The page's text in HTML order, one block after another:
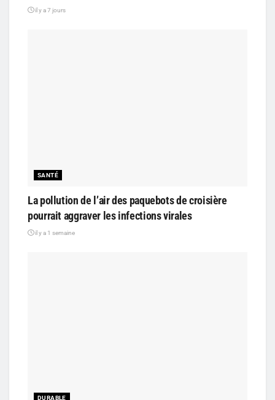
il y a 7 jours
SANTÉ
La pollution de l’air des paquebots de croisière
pourrait aggraver les infections virales
il y a 1 semaine
DURABLE